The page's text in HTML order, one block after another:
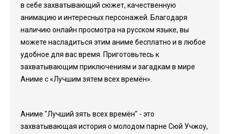
в себе захватывающий сюжет, качественную
анимацию и интересных персонажей. Благодаря
наличию онлайн просмотра на русском языке, вы
можете насладиться этим аниме бесплатно и в любое
удобное для вас время. Приготовьтесь к
захватывающим приключениям и загадкам в мире
Аниме с «Лучшим зятем всех времён».
Аниме "Лучший зять всех времён" - это
захватывающая история о молодом парне Сюй Учжоу,